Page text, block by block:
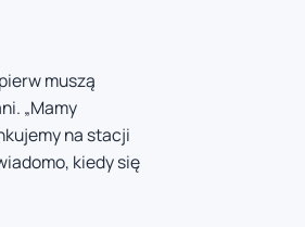
muszą
„Mamy
na stacji
kiedy się